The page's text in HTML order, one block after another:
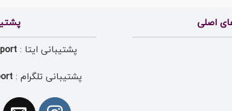
اصلی
پشتیبانی ایتا :
پشتیبانی تلگرام :